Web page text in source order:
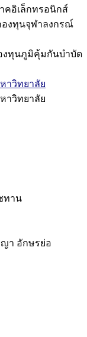
คอิเล็กทรอนิกส์
องทุนจุฬาลงกรณ์
งทุนภูมิคุ้มกันบำบัด
าวิทยาลัย
าวิทยาลัย
ทาน
า อักษรย่อ